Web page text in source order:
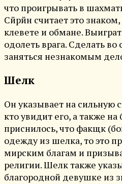
что проигрывать в
Сйрйн считает это
клевете и обмане.
одолеть врага. Сделать
заняться незнакомым
Шелк
Он указывает на сильную
кто увидит его, а также
приснилось, что факщк
одежду из шелка, то это
мирским благам и
религии. Шелк также
благородной девушке из